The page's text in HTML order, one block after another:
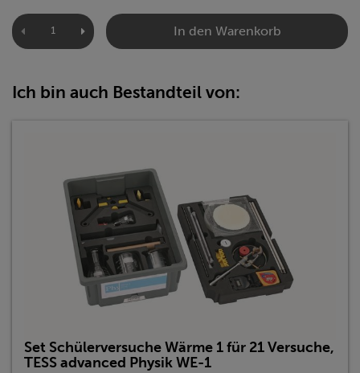
In den Warenkorb
Ich bin auch Bestandteil von:
Set Schülerversuche Wärme 1 für 21 Versuche,
TESS advanced Physik WE-1